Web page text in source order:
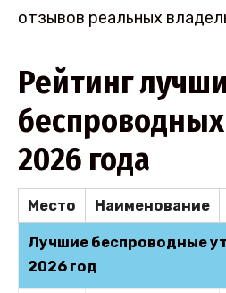
отзывов реальных
Рейтинг
2026 года
Место Наименование
Лучшие беспроводные
2026 год